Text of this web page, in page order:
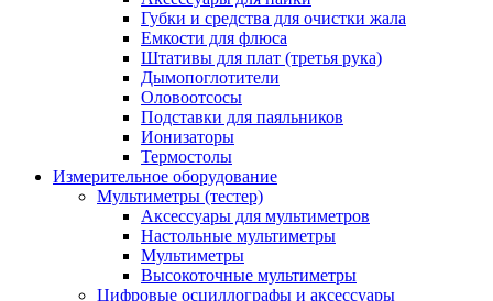
Губки и средства для очистки жала
Емкости для флюса
Штативы для плат (третья рука)
Дымопоглотители
Оловоотсосы
Подставки для паяльников
Ионизаторы
Термостолы
Измерительное оборудование
Мультиметры (тестер)
Аксессуары для мультиметров
Настольные мультиметры
Мультиметры
Высокоточные мультиметры
Цифровые осциллографы и аксессуары